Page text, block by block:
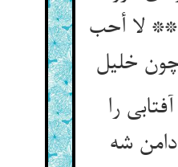
** لا أحب
را
شه